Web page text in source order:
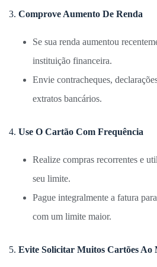
3. Comprove Aumento De Renda
Se sua renda aumentou
instituição financeira.
Envie contracheques,
extratos bancários.
4. Use O Cartão Com Frequência
Realize compras recorrentes e
seu limite.
Pague integralmente a fatura
com um limite maior.
5. Evite Solicitar Muitos Cartões Ao